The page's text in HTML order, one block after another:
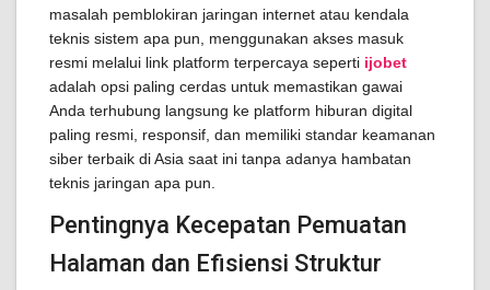
masalah pemblokiran jaringan internet atau kendala
teknis sistem apa pun, menggunakan akses masuk
resmi melalui link platform terpercaya seperti ijobet
adalah opsi paling cerdas untuk memastikan gawai
Anda terhubung langsung ke platform hiburan digital
paling resmi, responsif, dan memiliki standar keamanan
siber terbaik di Asia saat ini tanpa adanya hambatan
teknis jaringan apa pun.
Pentingnya Kecepatan Pemuatan
Halaman dan Efisiensi Struktur